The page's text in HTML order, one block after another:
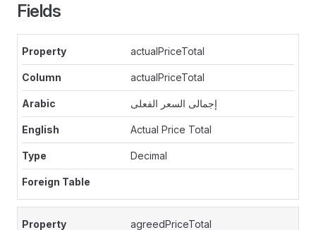
Fields
actualPriceTotal
actualPriceTotal
إجمالى السعر الفعلى
Actual Price Total
Decimal
agreedPriceTotal